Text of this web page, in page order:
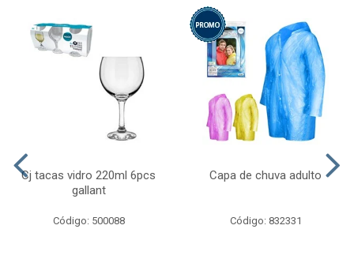
Cj tacas vidro 220ml 6pcs
gallant
Código: 500088
Capa de chuva adulto
Código: 832331